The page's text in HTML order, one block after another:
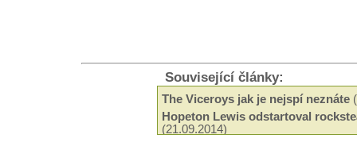
Související články:
The Viceroys jak je nejspí neznáte
Hopeton Lewis odstartoval
(21.09.2014)